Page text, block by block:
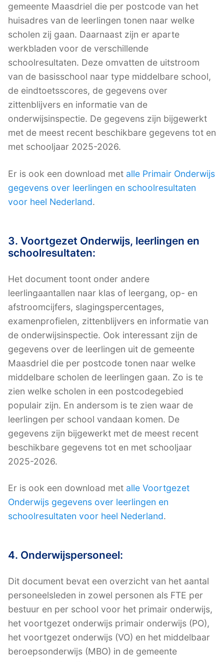
gemeente Maasdriel die per postcode van het
huisadres van de leerlingen tonen naar welke
scholen zij gaan. Daarnaast zijn er aparte
werkbladen voor de verschillende
schoolresultaten. Deze omvatten de uitstroom
van de basisschool naar type middelbare school,
de eindtoetsscores, de gegevens over
zittenblijvers en informatie van de
onderwijsinspectie. De gegevens zijn bijgewerkt
met de meest recent beschikbare gegevens tot en
met schooljaar 2025-2026.
Er is ook een download met alle Primair Onderwijs
gegevens over leerlingen en schoolresultaten
voor heel Nederland.
3. Voortgezet Onderwijs, leerlingen en
schoolresultaten:
Het document toont onder andere
leerlingaantallen naar klas of leergang, op- en
afstroomcijfers, slagingspercentages,
examenprofielen, zittenblijvers en informatie van
de onderwijsinspectie. Ook interessant zijn de
gegevens over de leerlingen uit de gemeente
Maasdriel die per postcode tonen naar welke
middelbare scholen de leerlingen gaan. Zo is te
zien welke scholen in een postcodegebied
populair zijn. En andersom is te zien waar de
leerlingen per school vandaan komen. De
gegevens zijn bijgewerkt met de meest recent
beschikbare gegevens tot en met schooljaar
2025-2026.
Er is ook een download met alle Voortgezet
Onderwijs gegevens over leerlingen en
schoolresultaten voor heel Nederland.
4. Onderwijspersoneel:
Dit document bevat een overzicht van het aantal
personeelsleden in zowel personen als FTE per
bestuur en per school voor het primair onderwijs,
het voortgezet onderwijs primair onderwijs (PO),
het voortgezet onderwijs (VO) en het middelbaar
beroepsonderwijs (MBO) in de gemeente